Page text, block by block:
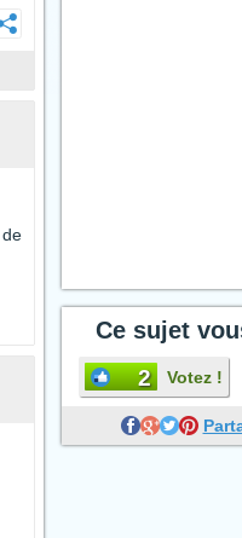
Ce sujet
2 Votez !